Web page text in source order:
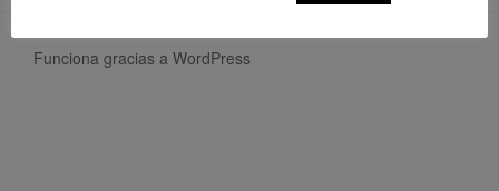
Funciona gracias a WordPress